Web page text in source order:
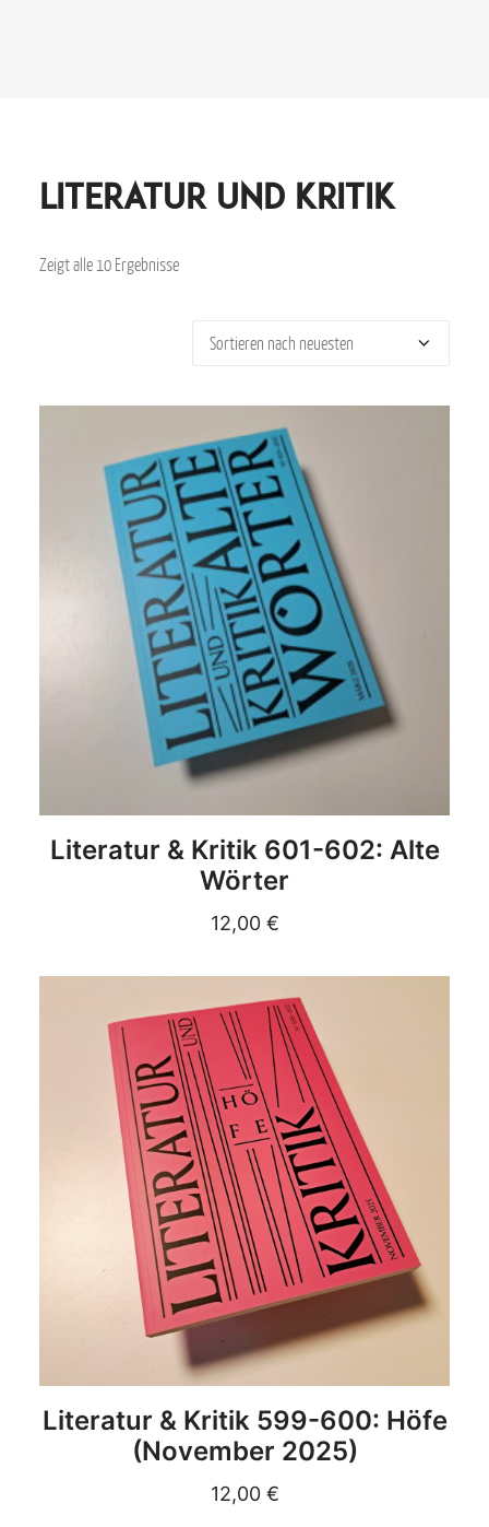
LITERATUR UND KRITIK
Zeigt alle 10 Ergebnisse
DETAILS
Literatur & Kritik 601-602: Alte
Wörter
12,00 €
DETAILS
Literatur & Kritik 599-600: Höfe
(November 2025)
12,00 €